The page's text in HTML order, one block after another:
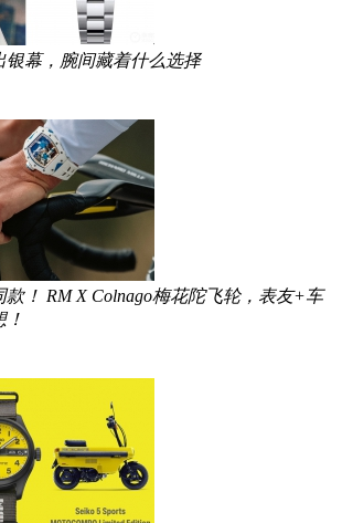
银幕，腕间藏着什么选择
！ RM X Colnago梅花陀飞轮，表友+车
！